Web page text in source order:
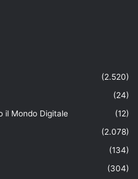
(2.520)
(24)
il Mondo Digitale
(12)
(2.078)
(134)
(304)